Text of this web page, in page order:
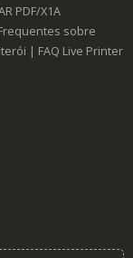
PDF/X1A
sobre
| FAQ Live Printer